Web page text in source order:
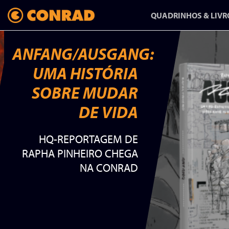
QUADRINHOS &
ANFANG/AUSGANG:
UMA HISTÓRIA
DE VIDA
HQ-REPORTAGEM DE
ANFANG/AUSGANG:
UMA HISTÓRIA
SOBRE MUDAR
DE VIDA
HQ-REPORTAGEM DE
RAPHA PINHEIRO CHEGA
NA CONRAD